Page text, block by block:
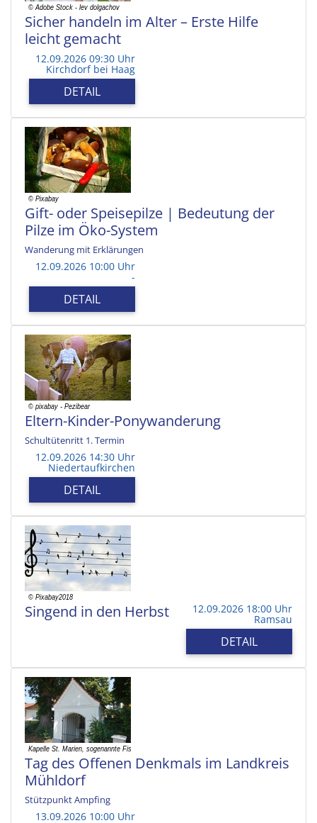
Sicher handeln im Alter – Erste Hilfe
leicht gemacht
12.09.2026 09:30 Uhr
Kirchdorf bei Haag
DETAIL
Gift- oder Speisepilze | Bedeutung der
Pilze im Öko-System
Wanderung mit Erklärungen
12.09.2026 10:00 Uhr
-
DETAIL
Eltern-Kinder-Ponywanderung
Schultütenritt 1. Termin
12.09.2026 14:30 Uhr
Niedertaufkirchen
DETAIL
Singend in den Herbst 12.09.2026 18:00 Uhr
Ramsau
DETAIL
Tag des Offenen Denkmals im Landkreis
Mühldorf
Stützpunkt Ampfing
13.09.2026 10:00 Uhr